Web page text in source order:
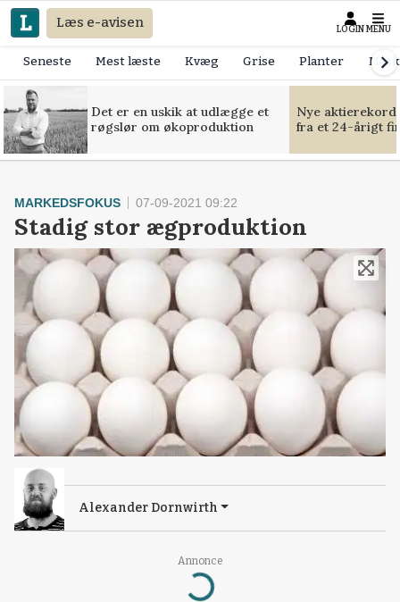
Læs e-avisen LOGIN MENU
Seneste Mest læste Kvæg Grise Planter
Det er en uskik at udlægge et
røgslør om økoproduktion
Nye
fra et 24-årigt
Annonce
Loading...
MARKEDSFOKUS 07-09-2021 09:22
Stadig stor ægproduktion
Alexander Dornwirth